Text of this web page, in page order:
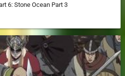
6: Stone Ocean Part 3